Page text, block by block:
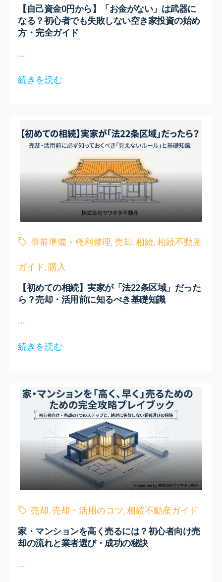
【自己資金0円から】「お金がない」は武器に
なる？初心者でも失敗しない空き家投資の始め
方・完全ガイド
...
続きを読む
事前準備・権利整理, 売却, 相続, 相続不動産
ガイド, 購入
【初めての相続】実家が「法22条区域」だった
ら？売却・活用前に知るべき基礎知識
...
続きを読む
売却, 売却・活用のコツ, 相続不動産ガイド
家・マンションを高く売るには？初心者向け売
却の流れと業者選び・成功の秘訣
...